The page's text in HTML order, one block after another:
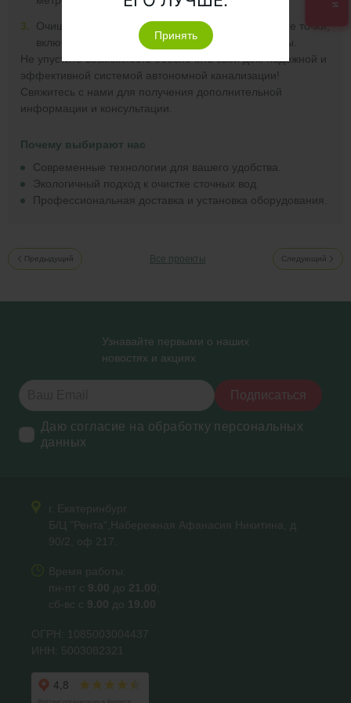
3.
Очищенные стоки можно сбрасывать в различные точки,
включая дренажные канавы и приемные колодцы.
Не упустите возможность обеспечить свой дом надежной и
эффективной системой автономной канализации!
Свяжитесь с нами для получения дополнительной
информации и консультации.
Почему выбирают нас
Современные технологии для вашего удобства.
Экологичный подход к очистке сточных вод.
Профессиональная доставка и установка оборудования.
Предыдущий Все проекты Следующий
Узнавайте первыми о наших
новостях и акциях
Подписаться
Даю согласие на обработку персональных
данных
Принять